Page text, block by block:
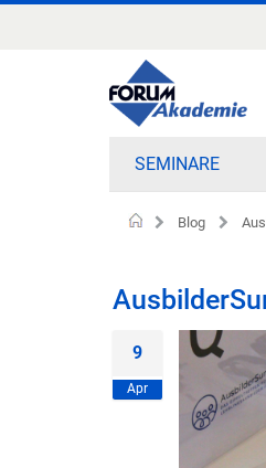
springen
SEMINARE
Startseite
Blog
9
Apr